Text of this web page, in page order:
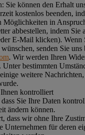
Sie können den Erhalt
kostenlos beenden,
Möglichkeiten in
abbestellen, indem Sie
E-Mail klicken). Wenn
senden Sie
. Wir werden Ihren
bestimmten
weitere
kontrolliert
Sie Ihre Daten
ändern können.
dass wir ohne Ihre
Unternehmen für deren